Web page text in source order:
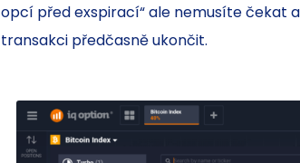
opcí před exspirací“ ale nemusíte čekat
transakci předčasně ukončit.